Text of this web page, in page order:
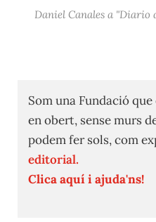
Daniel Canales a "Diario
Som una Fundació
en obert, sense murs
podem fer sols, com
editorial.
Clica aquí i ajuda'ns!